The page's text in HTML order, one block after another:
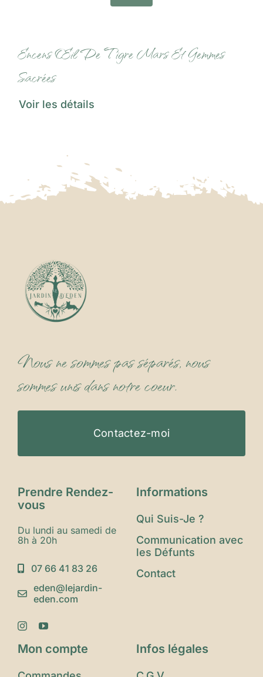
Encens Œil De Tigre Mars Et Gemmes
Sacrées
Voir les détails
Nous ne sommes pas séparés, nous
sommes unis dans notre coeur.
Contactez-moi
Prendre Rendez-
vous
Du lundi au samedi de
8h à 20h
07 66 41 83 26
eden@lejardin-
eden.com
Informations
Qui Suis-Je ?
Communication avec
les Défunts
Contact
Mon compte Infos légales